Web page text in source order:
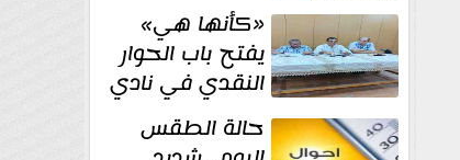
والحفاظ على
الاستقرار الإقليمي«كأنها هي»
يفتح باب الحوار
النقدي في نادي
أدب مصر الجديدة
حالة الطقس